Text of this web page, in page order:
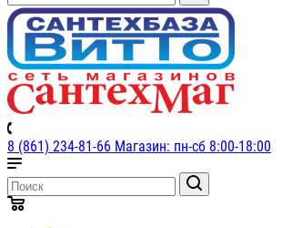
8 (861) 234-81-66 Магазин: пн-сб 8:00-18:00